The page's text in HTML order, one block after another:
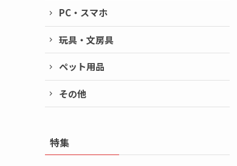
PC・スマホ
玩具・文房具
ペット用品
その他
特集